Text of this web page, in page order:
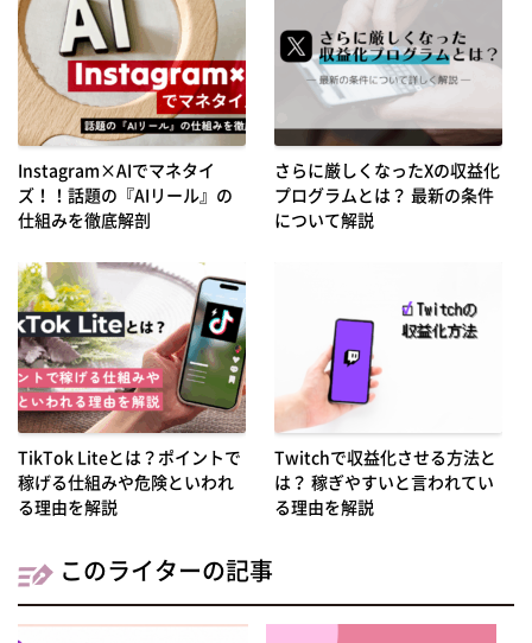
Instagram×AIでマネタイ
ズ！！話題の『AIリール』の
仕組みを徹底解剖
さらに厳しくなったXの収益化
プログラムとは？ 最新の条件
について解説
TikTok Liteとは？ポイントで
稼げる仕組みや危険といわれ
る理由を解説
Twitchで収益化させる方法と
は？ 稼ぎやすいと言われてい
る理由を解説
このライターの記事